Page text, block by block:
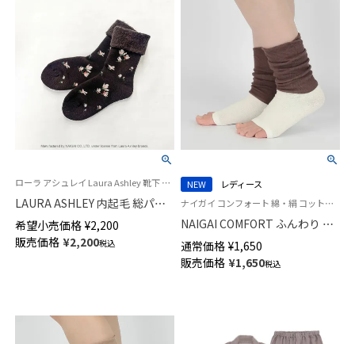
ローラ アシュレイ Laura Ashley 靴下 部屋履き ルームソックス 冬
LAURA ASHLEY 内起毛 総パイ
ル 毛混クルー丈 ルームソック
ス マグノリアグローブ柄 レデ
ィース 03358703
希望小売価格 ¥2,200
販売価格 ¥2,200税込
NEW
レディース
ナイガイ コンフォート 綿・絹 コットン・シルク混 足首の冷えに 空調対策 トゥーレス ソックス
NAIGAI COMFORT ふんわり 肌
側シルク ナイトソックス オー
プントゥ トゥーレス ルームソ
ックス 日本製 レディース
通常価格 ¥1,650
販売価格 ¥1,650税込